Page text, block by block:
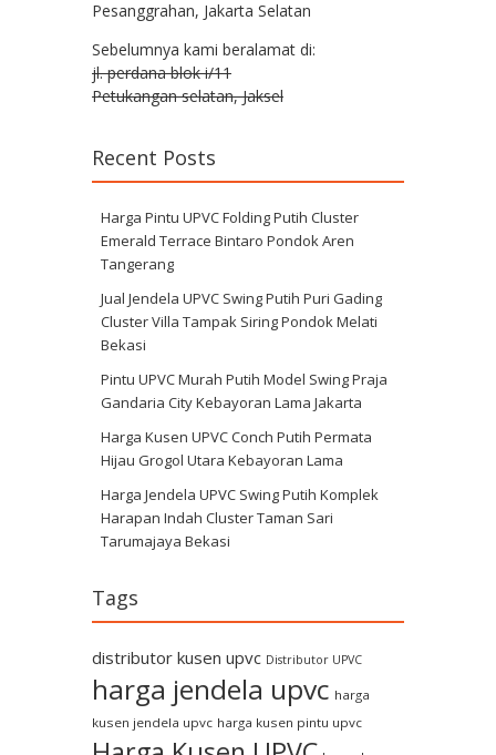
Pesanggrahan, Jakarta Selatan
Sebelumnya kami beralamat di:
jl. perdana blok i/11
Petukangan selatan, Jaksel
Recent Posts
Harga Pintu UPVC Folding Putih Cluster
Emerald Terrace Bintaro Pondok Aren
Tangerang
Jual Jendela UPVC Swing Putih Puri Gading
Cluster Villa Tampak Siring Pondok Melati
Bekasi
Pintu UPVC Murah Putih Model Swing Praja
Gandaria City Kebayoran Lama Jakarta
Harga Kusen UPVC Conch Putih Permata
Hijau Grogol Utara Kebayoran Lama
Harga Jendela UPVC Swing Putih Komplek
Harapan Indah Cluster Taman Sari
Tarumajaya Bekasi
Tags
distributor kusen upvc Distributor UPVC
harga jendela upvc harga
kusen jendela upvc harga kusen pintu upvc